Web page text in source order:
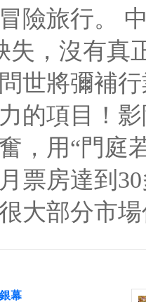
險旅行。
失，沒有真
世將彌補
的項目！
，用“門庭
票房達到
大部分市
幕